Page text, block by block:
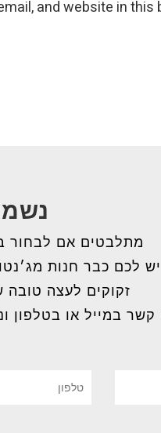
and website in
מתלבטים אם לבחור
יש לכם כבר חנות
זקוקים לעצה
קשר במייל או בטלפון